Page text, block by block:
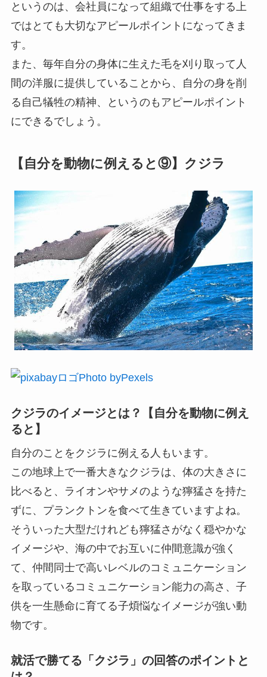
というのは、会社員になって組織で仕事をする上
ではとても大切なアピールポイントになってきま
す。
また、毎年自分の身体に生えた毛を刈り取って人
間の洋服に提供していることから、自分の身を削
る自己犠牲の精神、というのもアピールポイント
にできるでしょう。
【自分を動物に例えると⑨】クジラ
Photo byPexels
クジラのイメージとは？【自分を動物に例え
ると】
自分のことをクジラに例える人もいます。
この地球上で一番大きなクジラは、体の大きさに
比べると、ライオンやサメのような獰猛さを持た
ずに、プランクトンを食べて生きていますよね。
そういった大型だけれども獰猛さがなく穏やかな
イメージや、海の中でお互いに仲間意識が強く
て、仲間同士で高いレベルのコミュニケーション
を取っているコミュニケーション能力の高さ、子
供を一生懸命に育てる子煩悩なイメージが強い動
物です。
就活で勝てる「クジラ」の回答のポイントと